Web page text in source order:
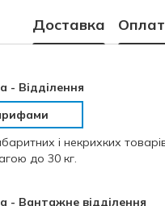
Доставка
- Відділення
і некрихких
до 30 кг.
- Вантажне відділення